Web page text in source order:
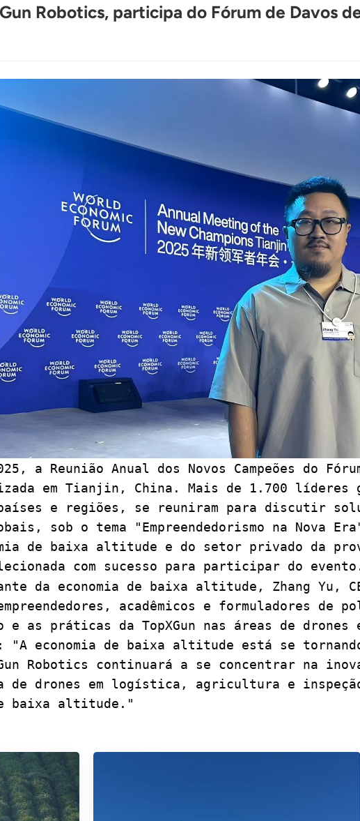
Robotics, participa do Fórum de Davos
a Reunião Anual dos Novos Campeões do
em Tianjin, China. Mais de 1.700
e regiões, se reuniram para discutir
sob o tema "Empreendedorismo na Nova
de baixa altitude e do setor privado da
com sucesso para participar do
da economia de baixa altitude, Zhang Yu,
acadêmicos e formuladores
e as práticas da TopXGun nas áreas de
economia de baixa altitude está se
Robotics continuará a se concentrar na
de drones em logística, agricultura e
baixa altitude."